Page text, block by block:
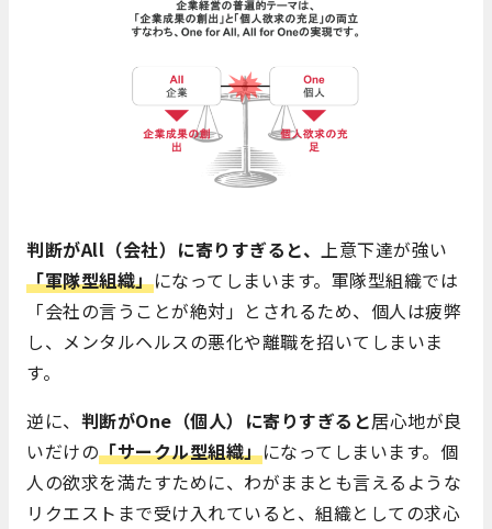
判断がAll（会社）に寄りすぎると、 上意下達が強い
「軍隊型組織」になってしまいます。軍隊型組織では
「会社の言うことが絶対」とされるため、個人は疲弊
し、メンタルヘルスの悪化や離職を招いてしまいま
す。
逆に、 判断がOne（個人）に寄りすぎると居心地が良
いだけの「サークル型組織」になってしまいます。個
人の欲求を満たすために、わがままとも言えるような
リクエストまで受け入れていると、組織としての求心